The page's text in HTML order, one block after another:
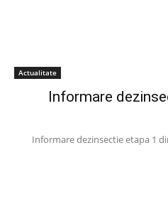
Actualitate
Informare
Informare dezinsectie etapa 1